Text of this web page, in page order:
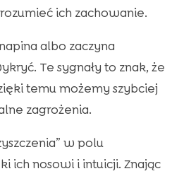
ich zachowanie.
albo zaczyna
Te sygnały to znak, że
temu możemy szybciej
zagrożenia.
w polu
ich nosowi i intuicji. Znając